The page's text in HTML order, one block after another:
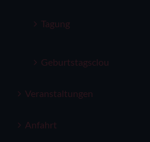
Tagung
Geburtstagsclou
Veranstaltungen
Anfahrt